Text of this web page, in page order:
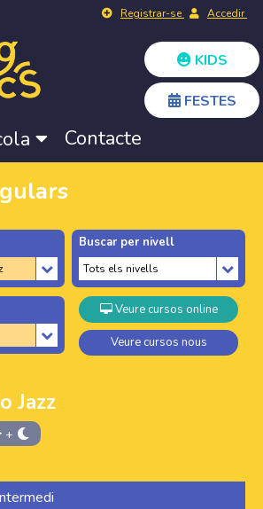
Registrar-se Accedir
KIDS
FESTES
Contacte
Buscar per nivell
Veure cursos online
Veure cursos nous
Jazz
+